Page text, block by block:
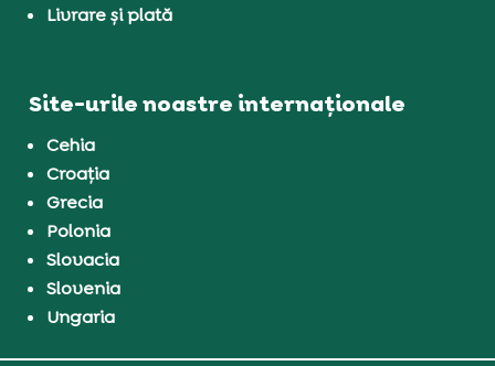
Livrare și plată
Site-urile noastre internaționale
Cehia
Croația
Grecia
Polonia
Slovacia
Slovenia
Ungaria